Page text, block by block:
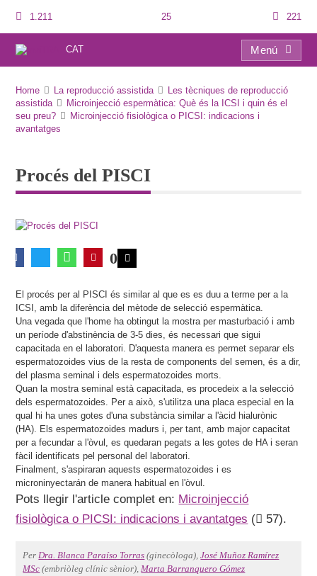
1.211 25 221
CAT
Menú
Home La reproducció assistida
Les tècniques de reproducció
assistida
Microinjecció espermàtica: Què és la ICSI i quin és el
seu preu?
Microinjecció fisiològica o PICSI: indicacions i
avantatges
Procés del PISCI
0
El procés per al PISCI és similar al que es es duu a terme per a la
ICSI, amb la diferència del mètode de selecció espermàtica.
Una vegada que l'home ha obtingut la mostra per masturbació i amb
un període d'abstinència de 3-5 dies, és necessari que sigui
capacitada en el laboratori. D'aquesta manera es permet separar els
espermatozoides vius de la resta de components del semen, és a dir,
del plasma seminal i dels espermatozoides morts.
Quan la mostra seminal està capacitada, es procedeix a la selecció
dels espermatozoides. Per a això, s'utilitza una placa especial en la
qual hi ha unes gotes d'una substància similar a l'àcid hialurònic
(HA). Els espermatozoides madurs i, per tant, amb major capacitat
per a fecundar a l'òvul, es quedaran pegats a les gotes de HA i seran
fàcil identificats pel personal del laboratori.
Finalment, s'aspiraran aquests espermatozoides i es
microninyectarán de manera habitual en l'òvul.
Pots llegir l'article complet en: Microinjecció
fisiològica o PICSI: indicacions i avantatges ( 57).
PerDra. Blanca Paraíso Torras (ginecòloga),José Muñoz Ramírez
MSc (embriòleg clínic sènior),Marta Barranquero Gómez